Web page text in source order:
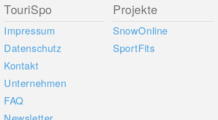
TouriSpo
Impressum
Datenschutz
Kontakt
Unternehmen
FAQ
Projekte
SnowOnline
SportFits